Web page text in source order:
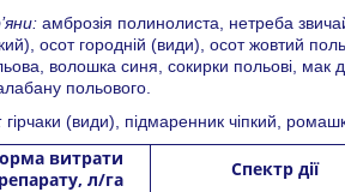
амброзія полинолиста, нетреба
осот городній (види), осот жовтий
волошка синя, сокирки польові, мак
польового.
гірчаки (види), підмаренник чіпкий,
витрати
л/га
Спектр дії